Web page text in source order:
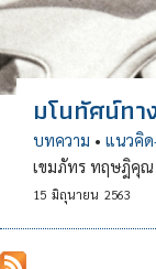
มโนทัศน์ท
บทความ • แนวคิ
เขมภัทร ทฤษฎิคุณ
15 มิถุนายน 2563